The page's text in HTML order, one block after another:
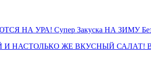
НА УРА! Супер Закуска НА ЗИМУ Без
НАСТОЛЬКО ЖЕ ВКУСНЫЙ САЛАТ!